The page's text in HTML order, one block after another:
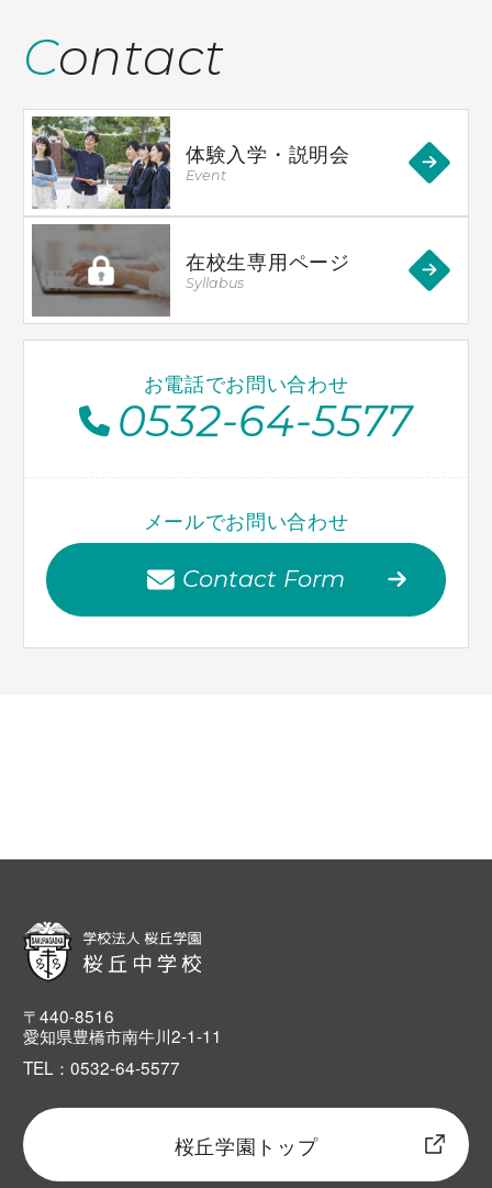
Contact
体験入学・説明会
Event
在校生専用ページ
Syllabus
お電話でお問い合わせ
0532-64-5577
メールでお問い合わせ
Contact Form
〒440-8516
愛知県豊橋市南牛川2-1-11
TEL：0532-64-5577
桜丘学園トップ